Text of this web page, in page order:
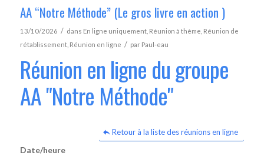
AA “Notre Méthode” (Le gros livre en action )
13/10/2026 / dans En ligne uniquement, Réunion à thème Réunion de
rétablissement, Réunion en ligne / par Paul-eau
Réunion en ligne du groupe
AA "Notre Méthode"
Retour à la liste des réunions en ligne
Date/heure